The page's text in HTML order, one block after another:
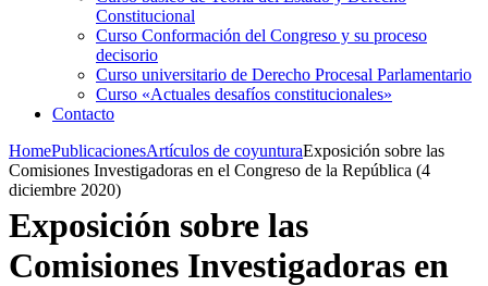
Constitucional
Curso Conformación del Congreso y su proceso
decisorio
Curso universitario de Derecho Procesal Parlamentario
Curso «Actuales desafíos constitucionales»
Contacto
HomePublicacionesArtículos de coyunturaExposición sobre las
Comisiones Investigadoras en el Congreso de la República (4
diciembre 2020)
Exposición sobre las
Comisiones Investigadoras en